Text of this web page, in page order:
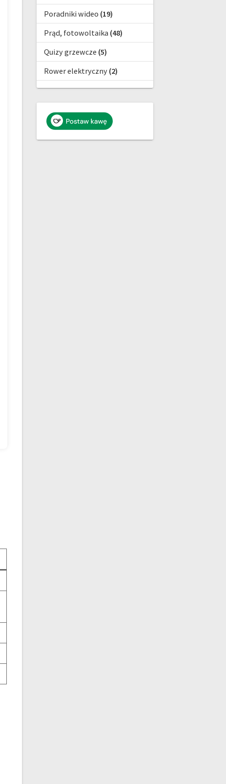
Poradniki wideo (19)
Prąd, fotowoltaika (48)
Quizy grzewcze (5)
Rower elektryczny(2)